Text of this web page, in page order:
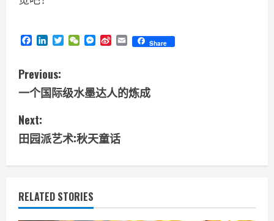
Facebook
LinkedIn
TwitterWeChatMessenger
Sina
Weibo
EmailShare
C
o
n
n
Previous:
一个国际级水墨达人的炼成
Next:
田园派艺术:秋天童话
RELATED STORIES